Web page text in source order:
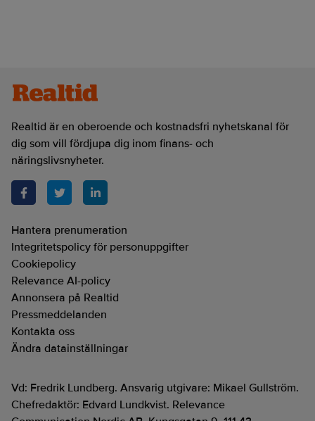
Realtid är en oberoende och kostnadsfri nyhetskanal för
dig som vill fördjupa dig inom finans- och
näringslivsnyheter.
Hantera prenumeration
Integritetspolicy för personuppgifter
Cookiepolicy
Relevance AI-policy
Annonsera på Realtid
Pressmeddelanden
Kontakta oss
Ändra datainställningar
Vd: Fredrik Lundberg. Ansvarig utgivare: Mikael Gullström.
Chefredaktör: Edvard Lundkvist. Relevance